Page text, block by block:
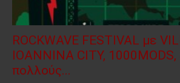
ROCKWAVE FESTIVAL με
IOANNINA CITY, 1000MODS,
πολλούς...